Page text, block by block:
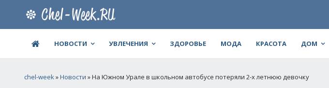
НОВОСТИ УВЛЕЧЕНИЯ ЗДОРОВЬЕ МОДА КРАСОТА ДОМ
chel-week»Новости » На Южном Урале в школьном автобусе потеряли 2-х летнюю девочку